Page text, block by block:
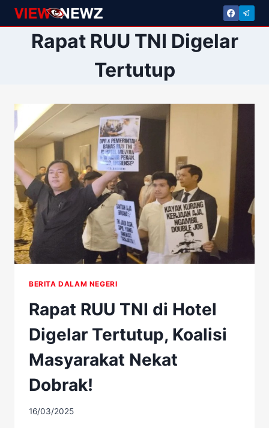
Skip
to
contentRapat RUU TNI Digelar
Tertutup
BERITA DALAM NEGERI
Rapat RUU TNI di Hotel
Digelar Tertutup, Koalisi
Masyarakat Nekat
Dobrak!
16/03/2025